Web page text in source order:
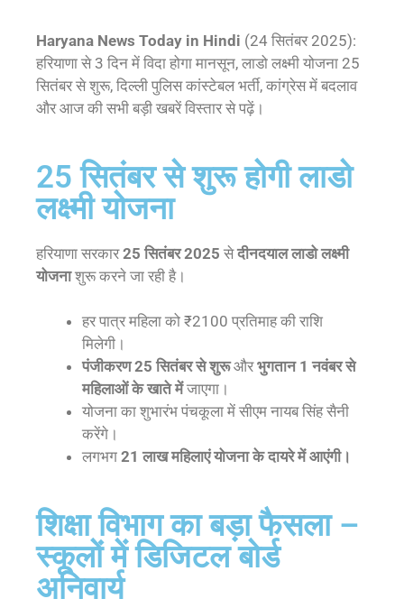
Haryana News Today in Hindi (24 सितंबर 2025):
हरियाणा से 3 दिन में विदा होगा मानसून, लाडो लक्ष्मी योजना 25
सितंबर से शुरू, दिल्ली पुलिस कांस्टेबल भर्ती, कांग्रेस में बदलाव
और आज की सभी बड़ी खबरें विस्तार से पढ़ें।
25 सितंबर से शुरू होगी लाडो
लक्ष्मी योजना
हरियाणा सरकार25 सितंबर 2025 सेदीनदयाल लाडो लक्ष्मी
योजनाशुरू करने जा रही है।
हर पात्र महिला को ₹2100 प्रतिमाह की राशि
मिलेगी।
पंजीकरण 25 सितंबर से शुरूऔरभुगतान 1 नवंबर से
महिलाओं के खाते मेंजाएगा।
योजना का शुभारंभ पंचकूला में सीएम नायब सिंह सैनी
करेंगे।
लगभग 21 लाख महिलाएं योजना के दायरे में आएंगी।
शिक्षा विभाग का बड़ा फैसला –
स्कूलों में डिजिटल बोर्ड
अनिवार्य